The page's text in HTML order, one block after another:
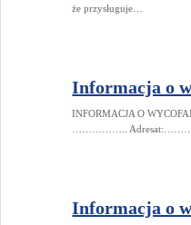
że przysługuje…
Informacja o
INFORMACJA O
……………..
Informacja o